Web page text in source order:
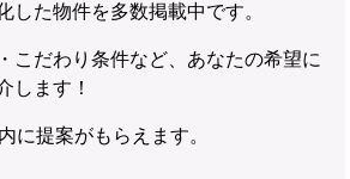
した物件を多数掲載中です。
こだわり条件など、あなたの希望に
します！
に提案がもらえます。